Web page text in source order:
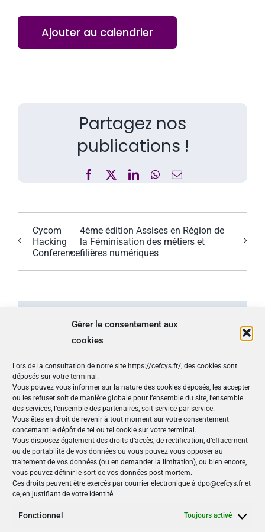
Gérer le consentement aux
cookies
Lors de la consultation de notre site https://cefcys.fr/, des cookies sont
déposés sur votre terminal.
Vous pouvez vous informer sur la nature des cookies déposés, les accepter
ou les refuser soit de manière globale pour l’ensemble du site, l’ensemble
des services, l’ensemble des partenaires, soit service par service.
Vous êtes en droit de revenir à tout moment sur votre consentement
concernant le dépôt de tel ou tel cookie sur votre terminal.
Vous disposez également des droits d’accès, de rectification, d’effacement
ou de portabilité de vos données ou vous pouvez vous opposer au
traitement de vos données (ou en demander la limitation), ou bien encore,
vous pouvez définir le sort de vos données post mortem.
Ces droits peuvent être exercés par courrier électronique à dpo@cefcys.fr et
ce, en justifiant de votre identité.
Fonctionnel Toujours activé
Ajouter au calendrier
Partagez nos
publications !
Facebook
X LinkedInWhatsApp
Email
Cycom
Hacking
Conference
4ème édition Assises en Région de
la Féminisation des métiers et
filières numériques
Détails
Début : 22 mai -8h00
Fin : 23 mai -17h00
Site : https://www.breizhctf.com/
Nos Publications
Articles (69)
Le Cefcys et son engagement (4)
Le Cyber Women Day (10)
Les femmes dans la cyber (19)
Les publications du Cefcys (7)